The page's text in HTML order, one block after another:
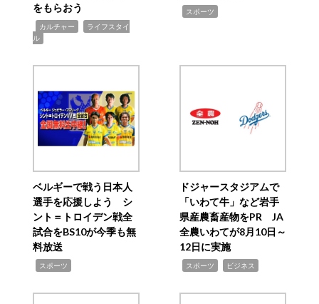
をもらおう
カルチャー
ライフスタイ
ル
スポーツ
ベルギーで戦う日本人
選手を応援しよう シ
ント＝トロイデン戦全
試合をBS10が今季も無
料放送
スポーツ
ドジャースタジアムで
「いわて牛」など岩手
県産農畜産物をPR JA
全農いわてが8月10日～
12日に実施
スポーツ ビジネス